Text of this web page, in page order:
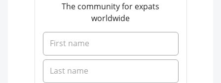
The community for expats
worldwide